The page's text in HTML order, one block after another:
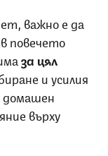
важно е да
повечето
за цял
и усилия
върху